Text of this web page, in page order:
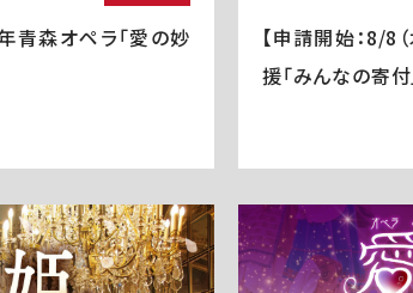
青森オペラ「愛の妙
【申請開始：8/8
援「みんなの寄